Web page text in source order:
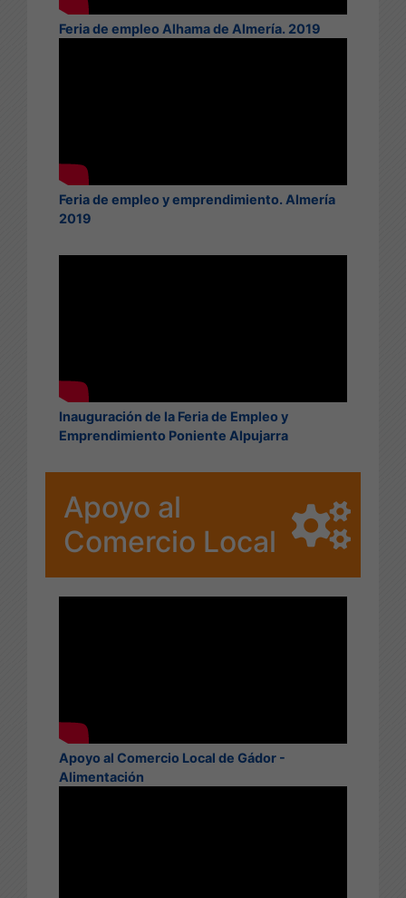
Feria de empleo Alhama de Almería. 2019
Feria de empleo y emprendimiento. Almería
2019
Inauguración de la Feria de Empleo y
Emprendimiento Poniente Alpujarra
Apoyo al
Comercio Local
Apoyo al Comercio Local de Gádor -
Alimentación